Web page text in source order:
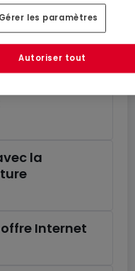
un déménagement
la
Internet
Gérer les paramètres
Autoriser tout